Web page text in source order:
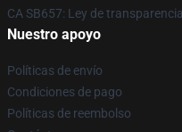
CA SB657: Ley de
Nuestro apoyo
Políticas de envío
Condiciones de pago
Políticas de reembolso